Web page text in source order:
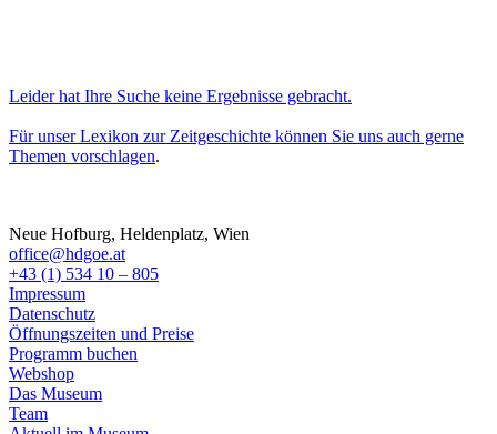
Leider hat Ihre Suche keine Ergebnisse gebracht.
Für unser Lexikon zur Zeitgeschichte können Sie uns auch gerne
Themen vorschlagen.
Neue Hofburg, Heldenplatz, Wien
office@hdgoe.at
+43 (1) 534 10 – 805
Impressum
Datenschutz
Öffnungszeiten und Preise
Programm buchen
Webshop
Das Museum
Team